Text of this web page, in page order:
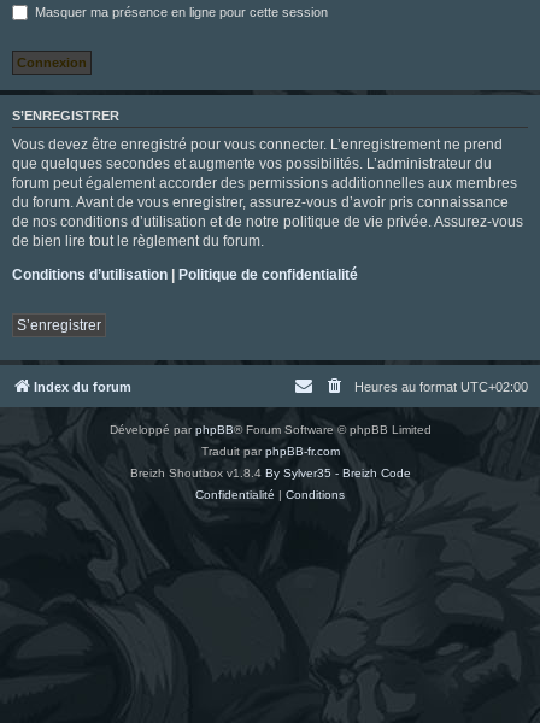
Masquer ma présence en ligne pour cette session
S’ENREGISTRER
Vous devez être enregistré pour vous connecter. L’enregistrement ne prend
que quelques secondes et augmente vos possibilités. L’administrateur du
forum peut également accorder des permissions additionnelles aux membres
du forum. Avant de vous enregistrer, assurez-vous d’avoir pris connaissance
de nos conditions d’utilisation et de notre politique de vie privée. Assurez-vous
de bien lire tout le règlement du forum.
Conditions d’utilisation | Politique de confidentialité
S’enregistrer
Index du forum Heures au format UTC+02:00
Développé parphpBB® Forum Software © phpBB Limited
Traduit parphpBB-fr.com
Breizh Shoutbox v1.8.4 By Sylver35 - Breizh Code
Confidentialité | Conditions